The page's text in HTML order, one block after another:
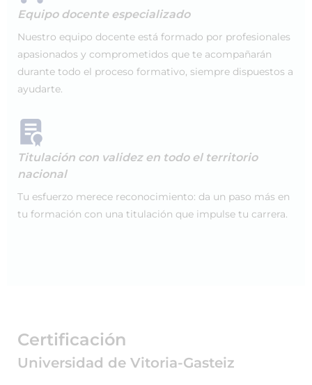
Equipo docente especializado
Nuestro equipo docente está formado por profesionales
apasionados y comprometidos que te acompañarán
durante todo el proceso formativo, siempre dispuestos a
ayudarte.
Titulación con validez en todo el territorio
nacional
Tu esfuerzo merece reconocimiento: da un paso más en
tu formación con una titulación que impulse tu carrera.
Certificación
Universidad de Vitoria-Gasteiz